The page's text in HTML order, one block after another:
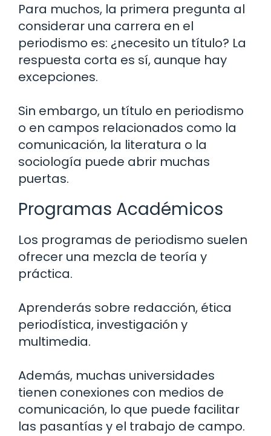
Para muchos, la primera pregunta al
considerar una carrera en el
periodismo es: ¿necesito un título? La
respuesta corta es sí, aunque hay
excepciones.
Sin embargo, un título en periodismo
o en campos relacionados como la
comunicación, la literatura o la
sociología puede abrir muchas
puertas.
Programas Académicos
Los programas de periodismo suelen
ofrecer una mezcla de teoría y
práctica.
Aprenderás sobre redacción, ética
periodística, investigación y
multimedia.
Además, muchas universidades
tienen conexiones con medios de
comunicación, lo que puede facilitar
las pasantías y el trabajo de campo.